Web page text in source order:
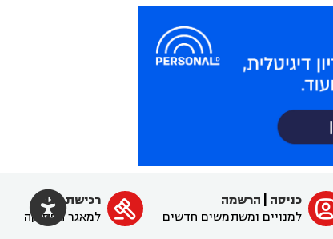
 כניסה
הרשמה
למנויים ומשתמשים חדשים

רכישת מנוי
למאגר הפסיקה